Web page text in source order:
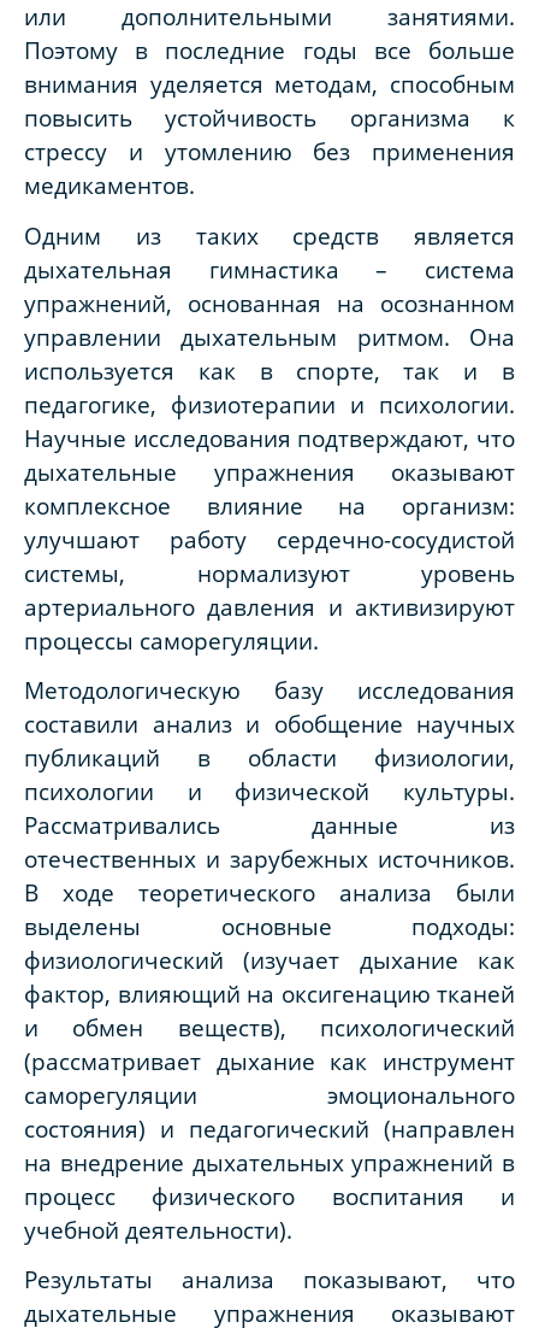
или дополнительными занятиями.
Поэтому в последние годы все больше
внимания уделяется методам, способным
повысить устойчивость организма к
стрессу и утомлению без применения
медикаментов.
Одним из таких средств является
дыхательная гимнастика – система
упражнений, основанная на осознанном
управлении дыхательным ритмом. Она
используется как в спорте, так и в
педагогике, физиотерапии и психологии.
Научные исследования подтверждают, что
дыхательные упражнения оказывают
комплексное влияние на организм:
улучшают работу сердечно-сосудистой
системы, нормализуют уровень
артериального давления и активизируют
процессы саморегуляции.
Методологическую базу исследования
составили анализ и обобщение научных
публикаций в области физиологии,
психологии и физической культуры.
Рассматривались данные из
отечественных и зарубежных источников.
В ходе теоретического анализа были
выделены основные подходы:
физиологический (изучает дыхание как
фактор, влияющий на оксигенацию тканей
и обмен веществ), психологический
(рассматривает дыхание как инструмент
саморегуляции эмоционального
состояния) и педагогический (направлен
на внедрение дыхательных упражнений в
процесс физического воспитания и
учебной деятельности).
Результаты анализа показывают, что
дыхательные упражнения оказывают